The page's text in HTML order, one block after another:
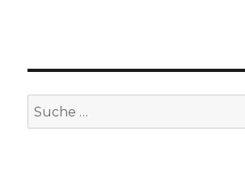
Suche
nach: